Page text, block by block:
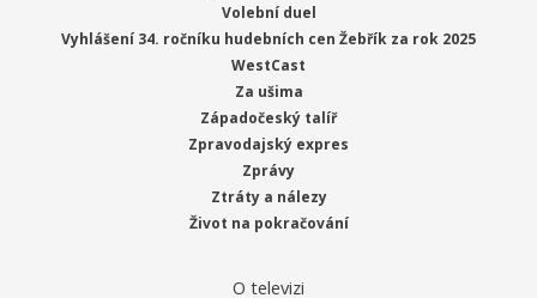
Volební duel
Vyhlášení 34. ročníku hudebních cen Žebřík za rok 2025
WestCast
Za ušima
Západočeský talíř
Zpravodajský expres
Zprávy
Ztráty a nálezy
Život na pokračování
O televizi